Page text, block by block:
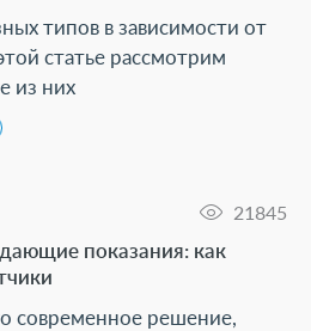
типов в зависимости от
статье рассмотрим
из них
21845
показания: как
современное решение,